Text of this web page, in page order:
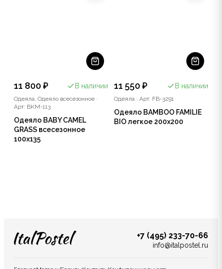
11 800 ₽ В наличии
Одеяла, Одеяло всесезонное ·
Арт: BKM-113
Одеяло BABY CAMEL
GRASS всесезонное
100x135
11 550 ₽ В наличии
Одеяла · Арт: FB-3291
Одеяло BAMBOO FAMILIE
BIO легкое 200x200
+7 (495) 233-70-66
info@italpostel.ru